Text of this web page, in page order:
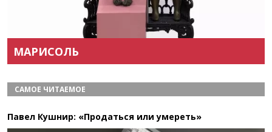
МАРИСОЛЬ
САМОЕ ЧИТАЕМОЕ
Павел Кушнир: «Продаться или умереть»